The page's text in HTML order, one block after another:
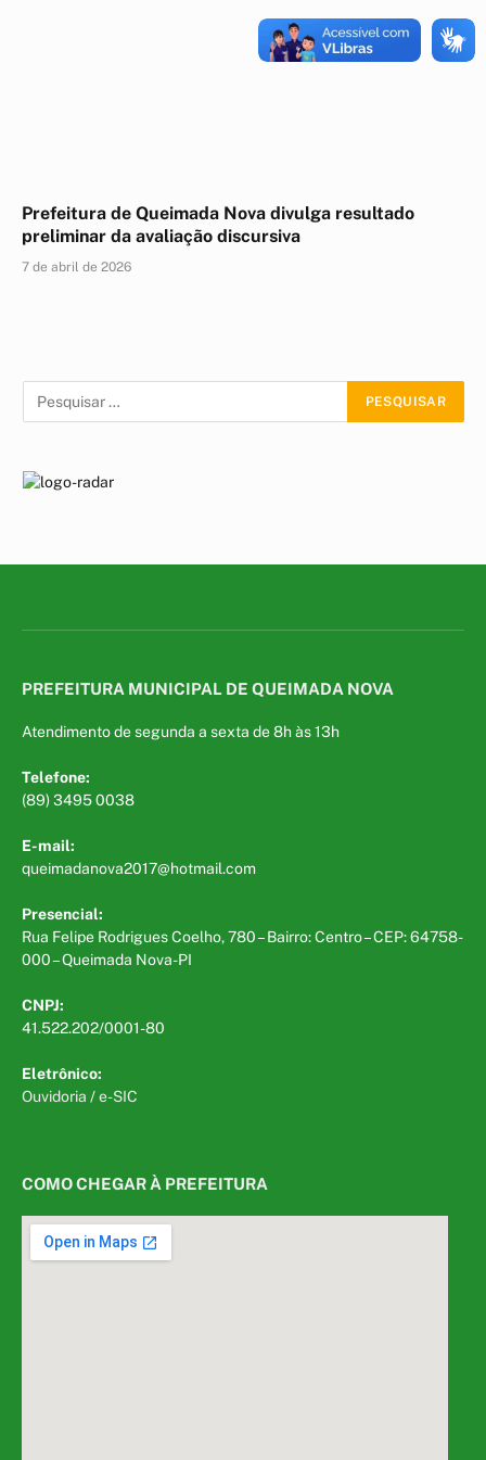
Prefeitura de Queimada Nova divulga resultado
preliminar da avaliação discursiva
7 de abril de 2026
PREFEITURA MUNICIPAL DE QUEIMADA NOVA
Atendimento de segunda a sexta de 8h às 13h
Telefone:
(89) 3495 0038
E-mail:
queimadanova2017@hotmail.com
Presencial:
Rua Felipe Rodrigues Coelho, 780 – Bairro: Centro – CEP: 64758-
000 – Queimada Nova-PI
CNPJ:
41.522.202/0001-80
Eletrônico:
Ouvidoria /e-SIC
COMO CHEGAR À PREFEITURA